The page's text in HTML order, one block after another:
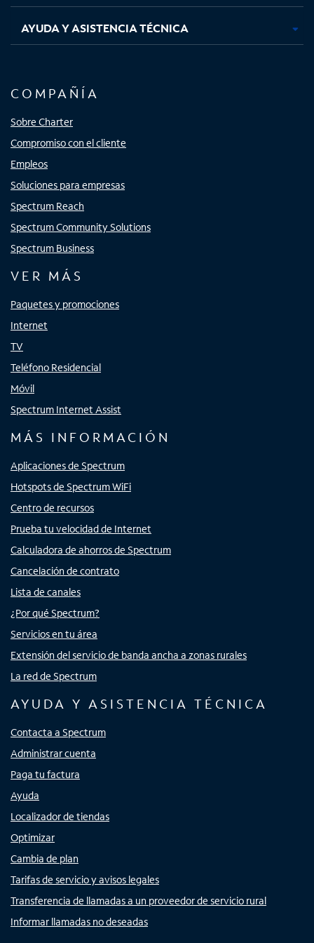
AYUDA Y ASISTENCIA TÉCNICA
COMPAÑÍA
Sobre Charter
Compromiso con el cliente
Empleos
Soluciones para empresas
Spectrum Reach
Spectrum Community Solutions
Spectrum Business
VER MÁS
Paquetes y promociones
Internet
TV
Teléfono Residencial
Móvil
Spectrum Internet Assist
MÁS INFORMACIÓN
Aplicaciones de Spectrum
Hotspots de Spectrum WiFi
Centro de recursos
Prueba tu velocidad de Internet
Calculadora de ahorros de Spectrum
Cancelación de contrato
Lista de canales
¿Por qué Spectrum?
Servicios en tu área
Extensión del servicio de banda ancha a zonas rurales
La red de Spectrum
AYUDA Y ASISTENCIA TÉCNICA
Contacta a Spectrum
Administrar cuenta
Paga tu factura
Ayuda
Localizador de tiendas
Optimizar
Cambia de plan
Tarifas de servicio y avisos legales
Transferencia de llamadas a un proveedor de servicio rural
Informar llamadas no deseadas